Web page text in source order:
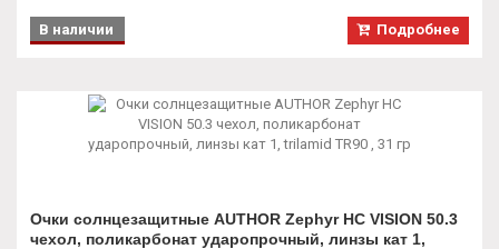
Подробнее
В наличии
Очки солнцезащитные AUTHOR Zephyr HC VISION 50.3
чехол, поликарбонат ударопрочный, линзы кат 1,